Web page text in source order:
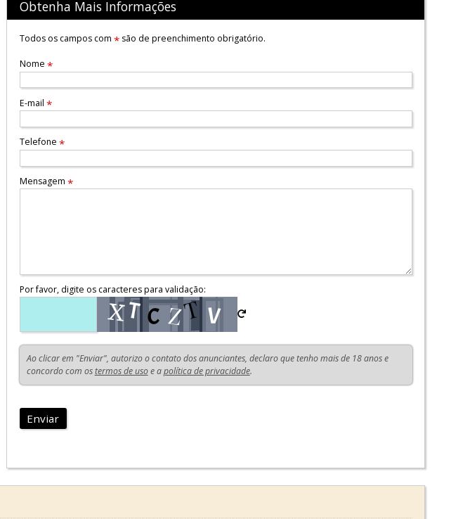
Obtenha Mais Informações
Todos os campos com *são de preenchimento obrigatório.
Nome *
E-mail *
Telefone *
Mensagem *
Por favor, digite os caracteres para validação:
Ao clicar em "Enviar", autorizo o contato dos anunciantes, declaro que tenho mais de 18 anos e
concordo com ostermos de usoe apolítica de privacidade.
Enviar